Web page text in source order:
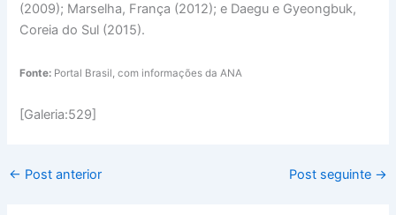
(2009); Marselha, França (2012); e Daegu e Gyeongbuk,
Coreia do Sul (2015).
Fonte: Portal Brasil, com informações da ANA
[Galeria:529]
← Post anterior Post seguinte →